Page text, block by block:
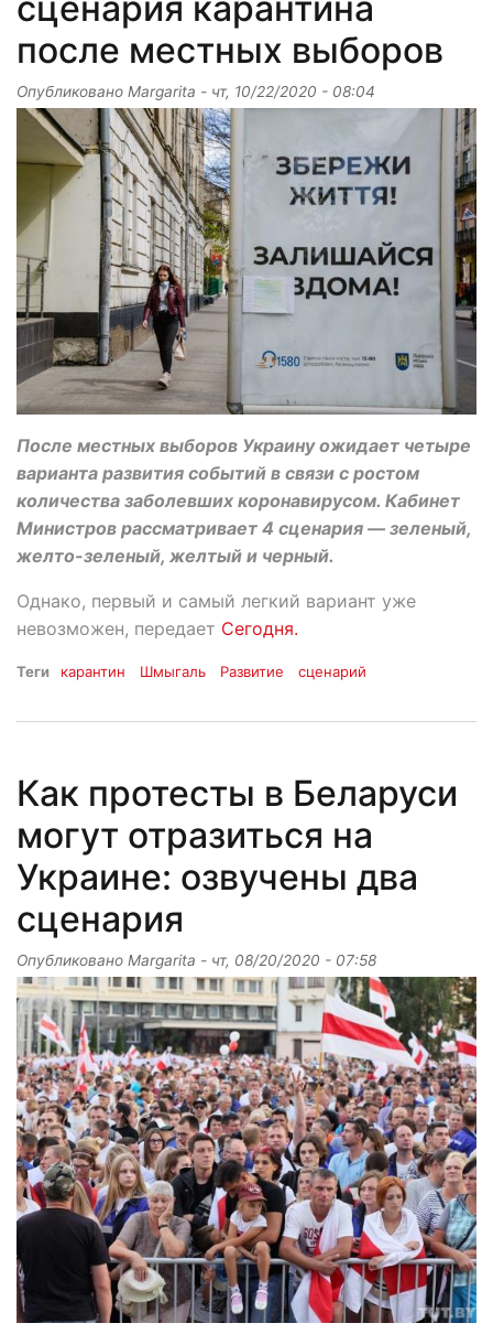
после местных выборов
Опубликовано Margarita - чт, 10/22/2020 - 08:04
После местных выборов Украину ожидает четыре
варианта развития событий в связи с ростом
количества заболевших коронавирусом. Кабинет
Министров рассматривает 4 сценария — зеленый,
желто-зеленый, желтый и черный.
Однако, первый и самый легкий вариант уже
невозможен, передает Сегодня.
Теги карантин Шмыгаль Развитие сценарий
Как протесты в Беларуси
могут отразиться на
Украине: озвучены два
сценария
Опубликовано Margarita - чт, 08/20/2020 - 07:58